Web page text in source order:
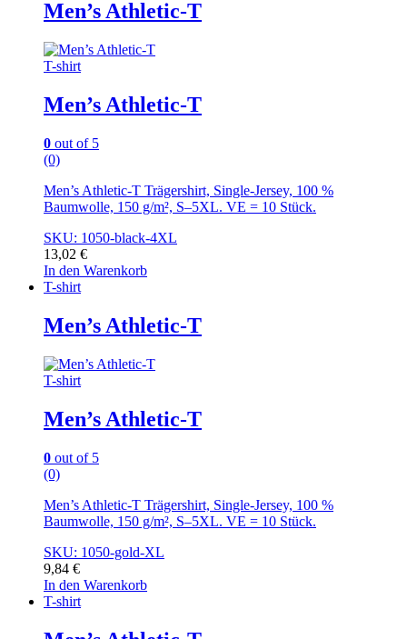
Men’s Athletic-T
T-shirt
Men’s Athletic-T
0 out of 5
(0)
Men’s Athletic-T Trägershirt, Single-Jersey, 100 %
Baumwolle, 150 g/m², S–5XL. VE = 10 Stück.
SKU: 1050-black-4XL
13,02 €
In den Warenkorb
T-shirt
Men’s Athletic-T
T-shirt
Men’s Athletic-T
0 out of 5
(0)
Men’s Athletic-T Trägershirt, Single-Jersey, 100 %
Baumwolle, 150 g/m², S–5XL. VE = 10 Stück.
SKU: 1050-gold-XL
9,84 €
In den Warenkorb
T-shirt